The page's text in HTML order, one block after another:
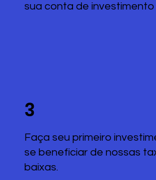
sua conta de
3
Faça seu primeiro
se beneficiar de nossas
baixas.